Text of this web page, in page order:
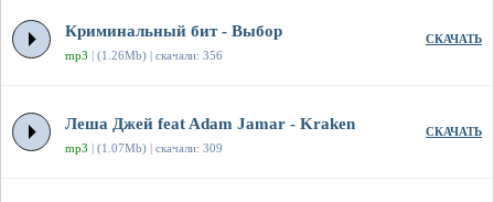
Криминальный бит - Выбор
mp3 | (1.26Mb) | скачали: 356
СКАЧАТЬ
Леша Джей feat Adam Jamar - Kraken
mp3 | (1.07Mb) | скачали: 309
СКАЧАТЬ